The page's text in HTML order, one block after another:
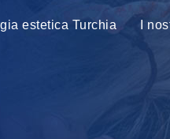
estetica Turchia I